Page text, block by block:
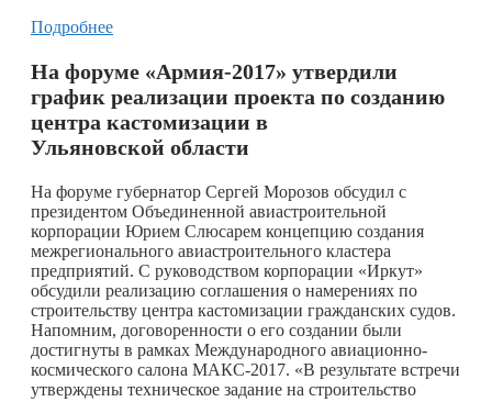
Подробнее
На форуме «Армия-2017» утвердили
график реализации проекта по созданию
центра кастомизации в
Ульяновской области
На форуме губернатор Сергей Морозов обсудил с
президентом Объединенной авиастроительной
корпорации Юрием Слюсарем концепцию создания
межрегионального авиастроительного кластера
предприятий. С руководством корпорации «Иркут»
обсудили реализацию соглашения о намерениях по
строительству центра кастомизации гражданских судов.
Напомним, договоренности о его создании были
достигнуты в рамках Международного авиационно-
космического салона МАКС-2017. «В результате встречи
утверждены техническое задание на строительство